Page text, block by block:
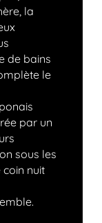
la
de bains
le
par un
sous les
nuit